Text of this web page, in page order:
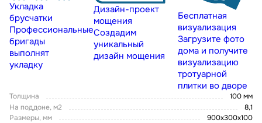
Укладка
брусчатки
Профессиональные
бригады
выполнят
укладку
Дизайн-проект
мощения
Создадим
уникальный
дизайн мощения
Бесплатная
визуализация
Загрузите фото
дома и получите
визуализацию
тротуарной
плитки во дворе
Толщина
100 мм
На поддоне, м2
8,1
Размеры, мм
900x300x100